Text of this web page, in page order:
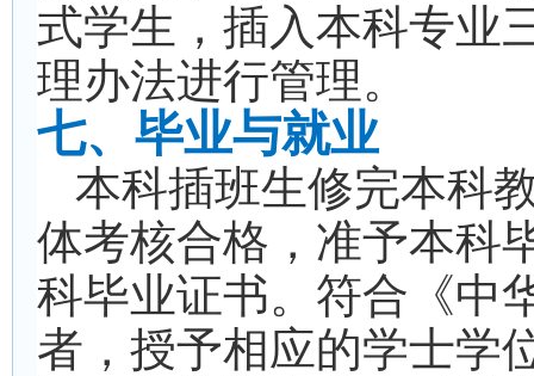
式学生，插入本科专业
理办法进行管理。
七、毕业与就业
本科插班生修完本科
体考核合格，准予本科
科毕业证书。符合《中
者，授予相应的学士学